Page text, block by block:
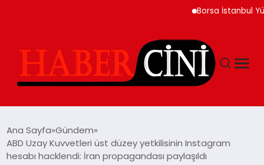
Borsa İstanbul
YAŞAM
Ana Sayfa Gündem
ABD Uzay Kuvvetleri üst düzey yetkilisinin Instagram
hesabı hacklendi: İran propagandası paylaşıldı